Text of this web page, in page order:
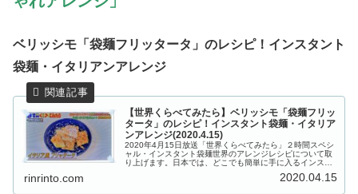
ベリッシモ「袋麺フリッタータ」のレシピ！インスタント
袋麺・イタリアンアレンジ
【世界くらべてみたら】ベリッシモ「袋麺フリッ
タータ」のレシピ！インスタント袋麺・イタリア
ンアレンジ(2020.4.15)
2020年4月15日放送「世界くらべてみたら」２時間スペシ
ャル・インスタント袋麺世界のアレンジレシピについて取
り上げます。日本では、どこでも簡単に手に入るインスタ
rinrinto.com 2020.04.15